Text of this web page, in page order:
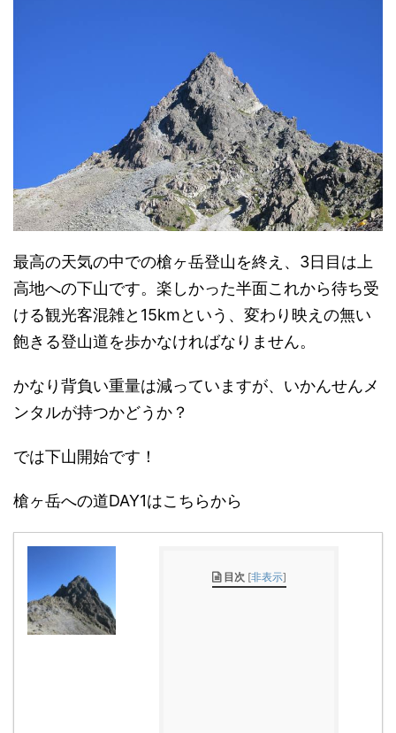
最高の天気の中での槍ヶ岳登山を終え、3日目は上
高地への下山です。楽しかった半面これから待ち受
ける観光客混雑と15kmという、変わり映えの無い
飽きる登山道を歩かなければなりません。
かなり背負い重量は減っていますが、いかんせんメ
ンタルが持つかどうか？
では下山開始です！
槍ヶ岳への道DAY1はこちらから
目次 [非表示]